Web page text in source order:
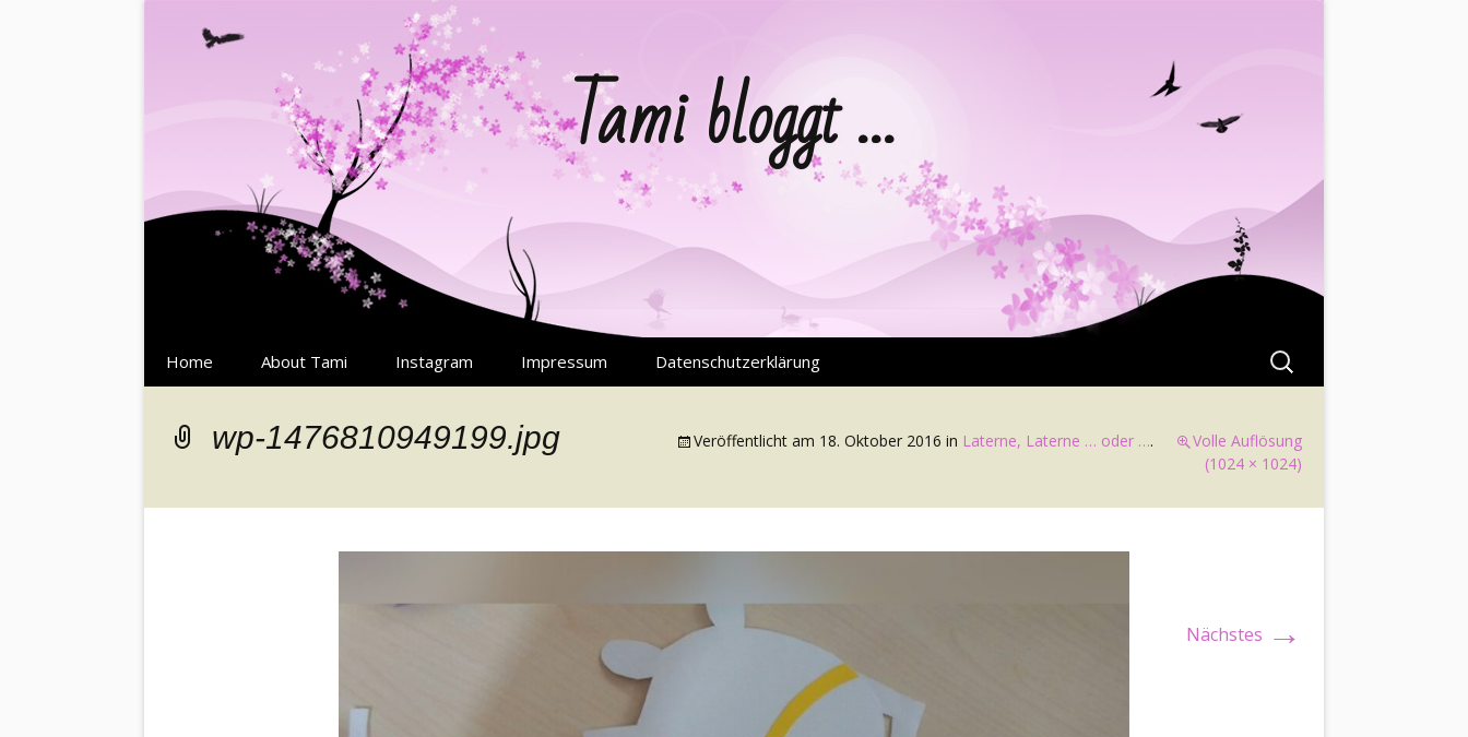
Tami bloggt …
zum
Home About Tami Instagram Impressum Datenschutzerklärung
Suchen
nach:
wp-1476810949199.jpg Veröffentlicht am 18. Oktober 2016 in Laterne, Laterne … oder ….
Volle Auflösung
(1024 × 1024)
Nächstes →